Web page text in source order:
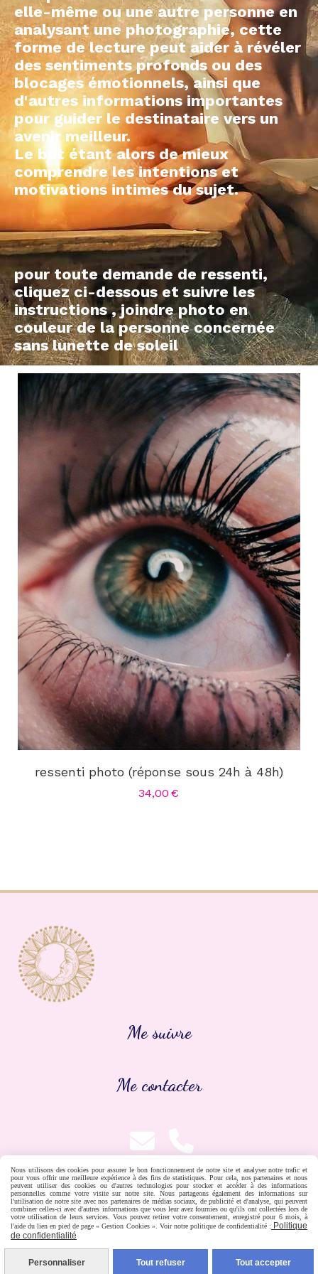
elle-même ou une autre personne en
analysant une photographie, cette
forme de lecture peut aider à révéler
des sentiments profonds ou des
blocages émotionnels, ainsi que
d'autres informations importantes
pour guider le destinataire vers un
avenir meilleur.
Le but étant alors de mieux
comprendre les intentions et
motivations intimes du sujet.
pour toute demande de ressenti,
cliquez ci-dessous et suivre les
instructions , joindre photo en
couleur de la personne concernée
sans lunette de soleil
ressenti photo (réponse sous 24h à 48h)
34,00 €
Me suivre
Me contacter
 
Mentions Légales
Politique de confidentialité
Gestion cookies
Mon Compte
Créer un site internet
Nous utilisons des cookies pour assurer le bon fonctionnement de notre site et analyser notre trafic et
pour vous offrir une meilleure expérience à des fins de statistiques. Pour cela, nos partenaires et nous
peuvent utiliser des cookies ou d'autres technologies pour stocker et accéder à des informations
personnelles comme votre visite sur notre site. Nous partageons également des informations sur
l'utilisation de notre site avec nos partenaires de médias sociaux, de publicité et d'analyse, qui peuvent
combiner celles-ci avec d'autres informations que vous leur avez fournies ou qu'ils ont collectées lors de
votre utilisation de leurs services. Vous pouvez retirer votre consentement, enregistré pour 6 mois, à
l'aide du lien en pied de page « Gestion Cookies ». Voir notre politique de confidentialité : Politique
de confidentialité
Personnaliser Tout refuser Tout accepter